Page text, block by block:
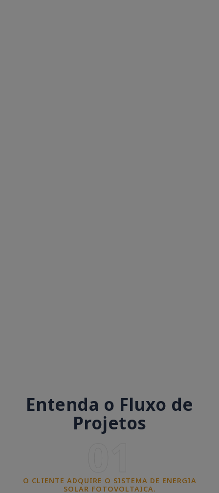
Entenda o Fluxo de
Projetos
O CLIENTE ADQUIRE O SISTEMA DE ENERGIA
SOLAR FOTOVOLTAICA.